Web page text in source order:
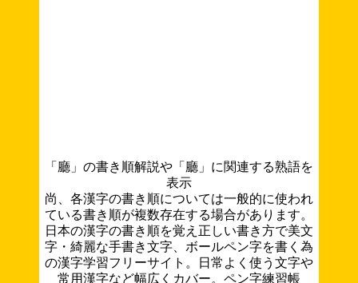
「廳」の書き順解説や「廳」に関連する熟語を
表示
尚、各漢字の書き順については一般的に使われ
ている書き順が複数存在する場合があります。
日本の漢字の書き順を覚え正しい書き方で美文
字・綺麗な手書き文字、ボールペン字を書く為
の漢字学習フリーサイト。日常よく使う文字や
常用漢字など幅広くカバー。ペン字練習帳